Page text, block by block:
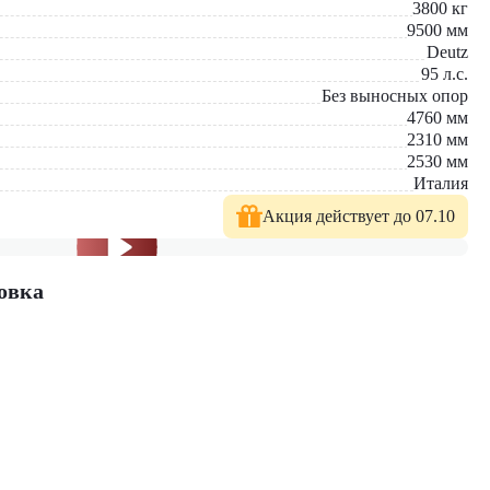
решения под ваши задачи.
3800 кг
9500 мм
Deutz
95 л.с.
Без выносных опор
4760 мм
2310 мм
2530 мм
Италия
Акция действует до 07.10